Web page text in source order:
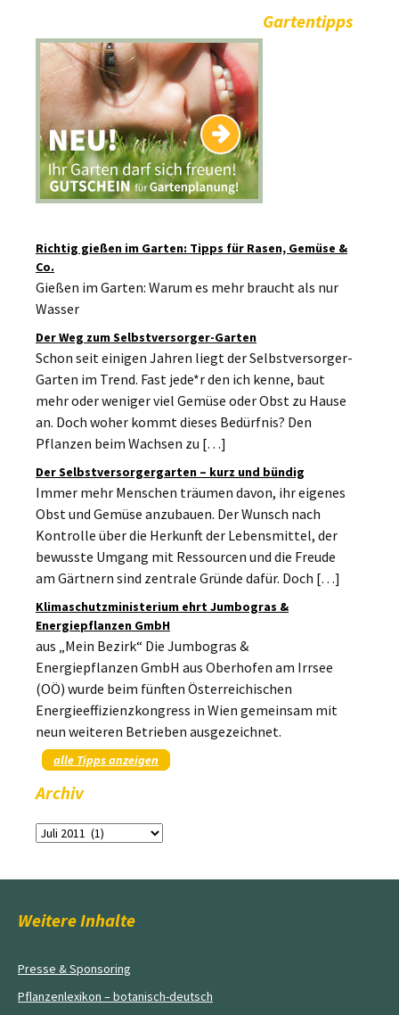
Gartentipps
Richtig gießen im Garten: Tipps für Rasen, Gemüse &
Co.
Gießen im Garten: Warum es mehr braucht als nur
Wasser
Der Weg zum Selbstversorger-Garten
Schon seit einigen Jahren liegt der Selbstversorger-
Garten im Trend. Fast jede*r den ich kenne, baut
mehr oder weniger viel Gemüse oder Obst zu Hause
an. Doch woher kommt dieses Bedürfnis? Den
Pflanzen beim Wachsen zu […]
Der Selbstversorgergarten – kurz und bündig
Immer mehr Menschen träumen davon, ihr eigenes
Obst und Gemüse anzubauen. Der Wunsch nach
Kontrolle über die Herkunft der Lebensmittel, der
bewusste Umgang mit Ressourcen und die Freude
am Gärtnern sind zentrale Gründe dafür. Doch […]
Klimaschutzministerium ehrt Jumbogras &
Energiepflanzen GmbH
aus „Mein Bezirk“ Die Jumbogras &
Energiepflanzen GmbH aus Oberhofen am Irrsee
(OÖ) wurde beim fünften Österreichischen
Energieeffizienzkongress in Wien gemeinsam mit
neun weiteren Betrieben ausgezeichnet.
alle Tipps anzeigen
Archiv
Archiv
Weitere Inhalte
Presse & Sponsoring
Pflanzenlexikon – botanisch-deutsch